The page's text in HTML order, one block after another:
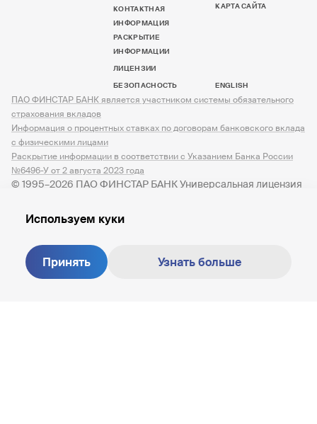
КОНТАКТНАЯ
ИНФОРМАЦИЯ
РАСКРЫТИЕ
ИНФОРМАЦИИ
ЛИЦЕНЗИИ
БЕЗОПАСНОСТЬ
КАРТА САЙТА
ENGLISH
© 1995–2026 ПАО ФИНСТАР БАНК Универсальная лицензия
ПАО ФИНСТАР БАНК является участником системы обязательного
страхования вкладов
Информация о процентных ставках по договорам банковского вклада
с физическими лицами
Раскрытие информации в соответствии с Указанием Банка России
№6496-У от 2 августа 2023 года
Создание сайта — M18
Используем куки
Принять Узнать больше